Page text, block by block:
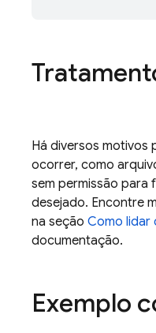
Há diversos motivos
ocorrer, como
sem permissão para
desejado. Encontre
na seção Como lidar
documentação.
Exemplo